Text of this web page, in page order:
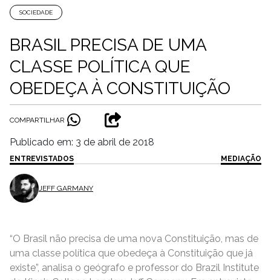
SOCIEDADE
BRASIL PRECISA DE UMA
CLASSE POLÍTICA QUE
OBEDEÇA À CONSTITUIÇÃO
COMPARTILHAR
Publicado em: 3 de abril de 2018
ENTREVISTADOS
JEFF GARMANY
MEDIAÇÃO
“O Brasil não precisa de uma nova Constituição, mas de
uma classe política que obedeça à Constituição que já
existe”, analisa o geógrafo e professor do Brazil Institute